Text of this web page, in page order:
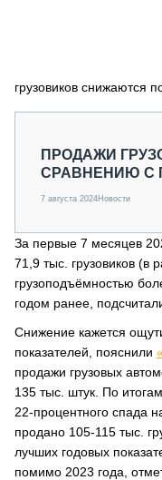
СПЕЦПРОЕКТЫ
О ПРОЕКТЕ
грузовиков снижаются
ПРОДАЖИ
СРАВНЕНИЮ С
7 августа 2024Новости
За первые 7 месяцев
71,9 тыс. грузовиков (в
грузоподъёмностью
годом ранее,
Снижение кажется
показателей, пояснили
продажи грузовых
135 тыс. штук. По
22-процентного спада
продано 105-115 тыс.
лучших годовых
помимо 2023 года,